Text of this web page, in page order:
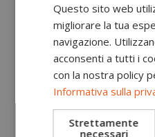
ergonomica.
INTERSUOLA: Soffice
si deforma.
BATTISTRADA/
antiabrasione e
CALZATA: Natural
calzata naturale e
COPRISOTTOPIEDE:
Questo sito web
migliorare la tua
navigazione.
acconsenti a tutti i
con la nostra policy
Informativa sulla
Strettamente
necessari